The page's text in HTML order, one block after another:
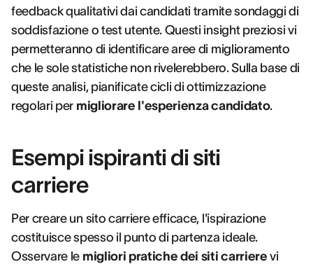
feedback qualitativi dai candidati tramite sondaggi di
soddisfazione o test utente. Questi insight preziosi vi
permetteranno di identificare aree di miglioramento
che le sole statistiche non rivelerebbero. Sulla base di
queste analisi, pianificate cicli di ottimizzazione
regolari per migliorare l'esperienza candidato.
Esempi ispiranti di siti
carriere
Per creare un sito carriere efficace, l'ispirazione
costituisce spesso il punto di partenza ideale.
Osservare le migliori pratiche dei siti carriere vi